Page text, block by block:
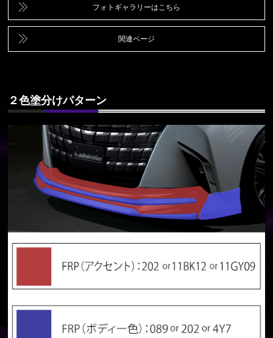
フォトギャラリーはこちら
関連ページ
２色塗分けパターン